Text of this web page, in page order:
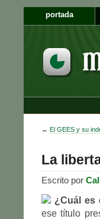
portada
← El GEES y su
La
Escrito por
¿Cuál es
ese título